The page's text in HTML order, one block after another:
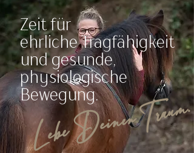
Zeit für
ehrlicheTragfähigkeit
und gesunde,
physiologische
Bewegung.
Lebe Deinen Traum.